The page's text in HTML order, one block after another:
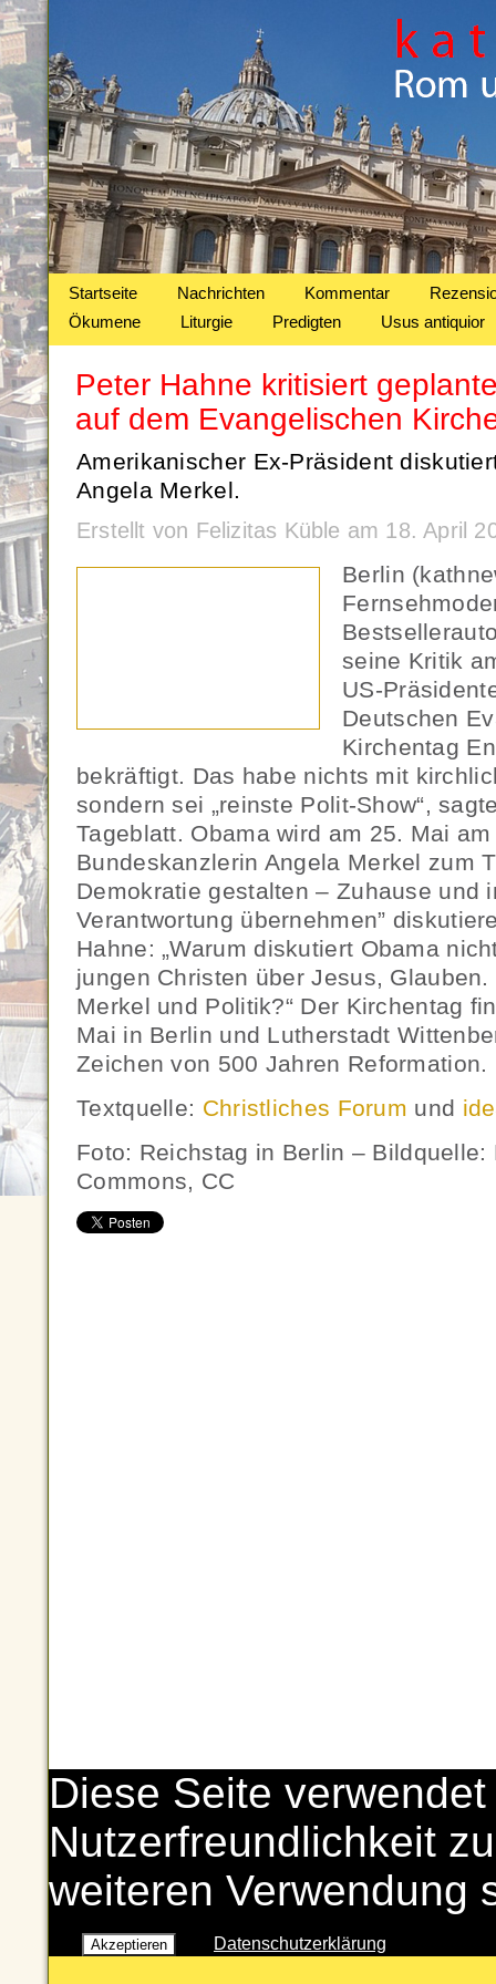
Startseite Nachrichten Kommentar
Ökumene
Liturgie Predigten Usus antiquior
Peter Hahne kritisiert
auf dem Evangelischen
Amerikanischer Ex-Präsident
Angela Merkel.
Erstellt von Felizitas Küble am 18. April
Berlin
seine Kritik
US-
Deutschen
Kirchentag
bekräftigt. Das habe nichts mit
sondern sei „reinste Polit-Show“,
Tageblatt. Obama wird am 25. Mai
Bundeskanzlerin Angela Merkel zum
Demokratie gestalten – Zuhause und
Verantwortung übernehmen”
Hahne: „Warum diskutiert Obama
jungen Christen über Jesus,
Merkel und Politik?“ Der Kirchentag
Mai in Berlin und Lutherstadt
Zeichen von 500 Jahren Reformation.
Textquelle: Christliches Forum und
Foto: Reichstag in Berlin – Bildquelle:
Commons, CC
Diese Seite
Nutzerfreundlichkeit
weiteren Verwendung
Akzeptieren Datenschutzerklärung